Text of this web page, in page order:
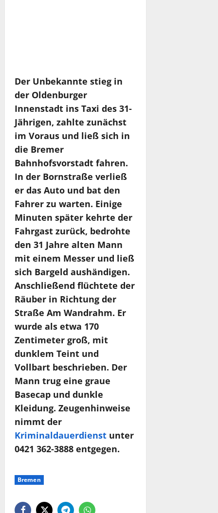
Der Unbekannte stieg in
der Oldenburger
Innenstadt ins Taxi des 31-
Jährigen, zahlte zunächst
im Voraus und ließ sich in
die Bremer
Bahnhofsvorstadt fahren.
In der Bornstraße verließ
er das Auto und bat den
Fahrer zu warten. Einige
Minuten später kehrte der
Fahrgast zurück, bedrohte
den 31 Jahre alten Mann
mit einem Messer und ließ
sich Bargeld aushändigen.
Anschließend flüchtete der
Räuber in Richtung der
Straße Am Wandrahm. Er
wurde als etwa 170
Zentimeter groß, mit
dunklem Teint und
Vollbart beschrieben. Der
Mann trug eine graue
Basecap und dunkle
Kleidung. Zeugenhinweise
nimmt der
Kriminaldauerdienst unter
0421 362-3888 entgegen.
Bremen